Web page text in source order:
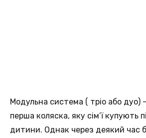
Модульна система ( тріо або дуо)
перша коляска, яку сім’ї купують
дитини. Однак через деякий час